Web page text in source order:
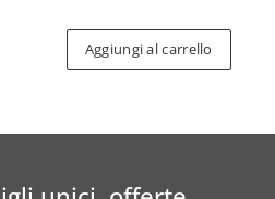
Aggiungi al carrello